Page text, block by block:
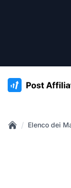
:site.title
/ Elenco dei